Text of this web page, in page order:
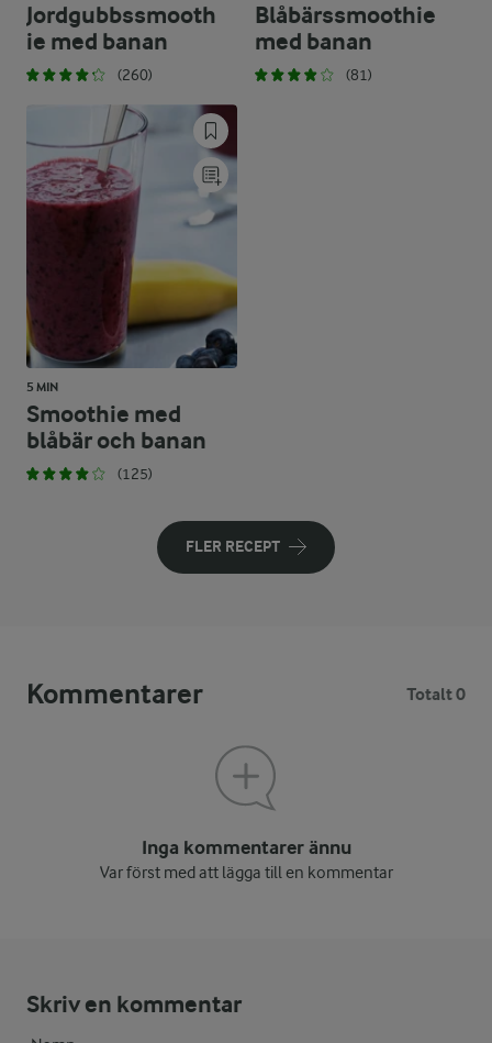
Jordgubbssmooth
ie med banan
(260)
Blåbärssmoothie
med banan
(81)
5 MIN
Smoothie med
blåbär och banan
(125)
FLER RECEPT
Kommentarer Totalt 0
Inga kommentarer ännu
Var först med att lägga till en kommentar
Skriv en kommentar